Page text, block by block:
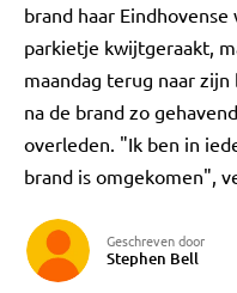
brand haar
parkietje kwijtgeraakt,
maandag terug naar zijn
na de brand zo
overleden. "Ik ben in
brand is omgekomen",
Geschreven door
Stephen Bell